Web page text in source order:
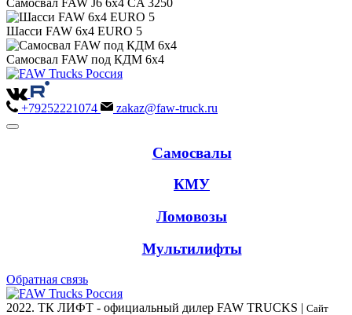
Шасси FAW 6х4 EURO 5
Самосвал FAW под КДМ 6х4
+79252221074 zakaz@faw-truck.ru
Самосвалы
КМУ
Ломовозы
Мультилифты
Обратная связь
2022. ТК ЛИФТ - официальный дилер FAW TRUCKS | Сайт